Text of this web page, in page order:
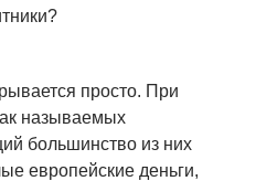
просто. При
называемых
большинство из них
европейские деньги,